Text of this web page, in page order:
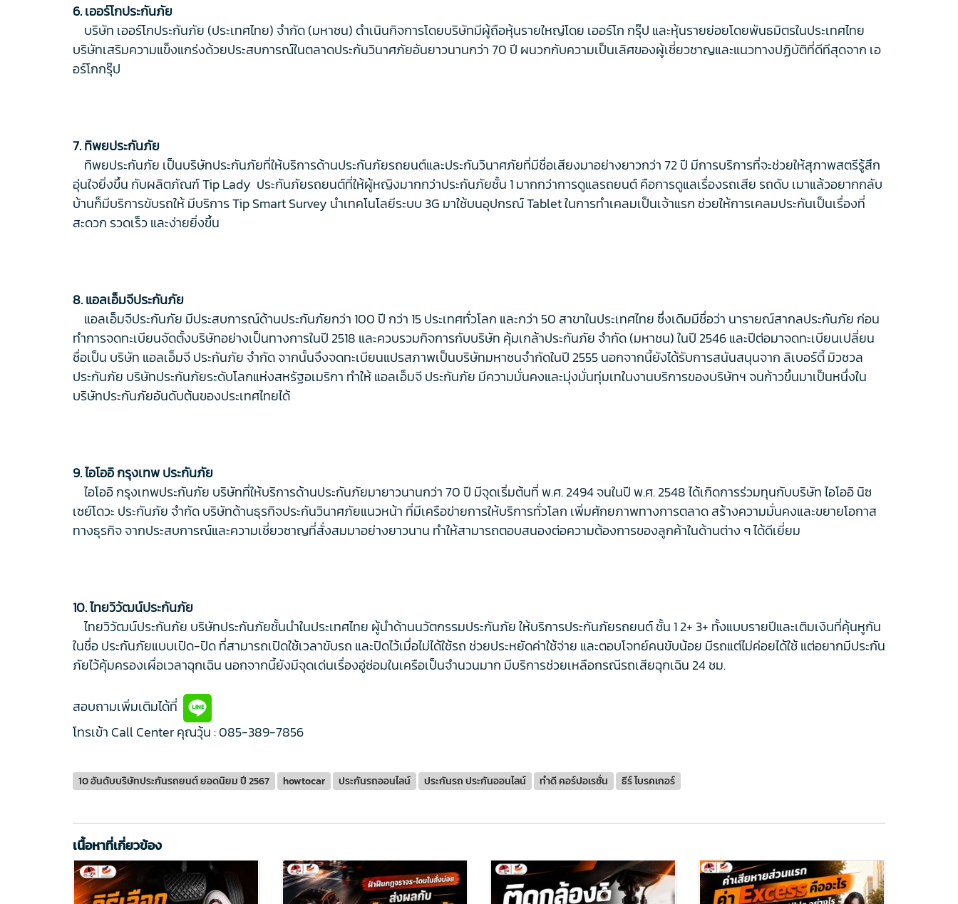
6. เออร์โกประกันภัย
บริษัท เออร์โกประกันภัย (ประเทศไทย) จำกัด (มหาชน) ดำเนินกิจการโดยบริษัทมีผู้ถือหุ้นรายใหญ่โดย เออร์โก กรุ๊ป และหุ้นรายย่อยโดยพันธมิตรในประเทศไทย
บริษัทเสริมความแข็งแกร่งด้วยประสบการณ์ในตลาดประกันวินาศภัยอันยาวนานกว่า 70 ปี ผนวกกับความเป็นเลิศของผู้เชี่ยวชาญและแนวทางปฏิบัติที่ดีทีสุดจาก เอ
อร์โกกรุ๊ป
7. ทิพยประกันภัย
ทิพยประกันภัย เป็นบริษัทประกันภัยที่ให้บริการด้านประกันภัยรถยนต์และประกันวินาศภัยที่มีชื่อเสียงมาอย่างยาวกว่า 72 ปี มีการบริการที่จะช่วยให้สุภาพสตรีรู้สึก
อุ่นใจยิ่งขึ้น กับผลิตภัณฑ์ Tip Lady ประกันภัยรถยนต์ที่ให้ผู้หญิงมากกว่าประกันภัยชั้น 1 มากกว่าการดูแลรถยนต์ คือการดูแลเรื่องรถเสีย รถดับ เมาแล้วอยากกลับ
บ้านก็มีบริการขับรถให้ มีบริการ Tip Smart Survey นำเทคโนโลยีระบบ 3G มาใช้บนอุปกรณ์ Tablet ในการทำเคลมเป็นเจ้าแรก ช่วยให้การเคลมประกันเป็นเรื่องที่
สะดวก รวดเร็ว และง่ายยิ่งขึ้น
8. แอลเอ็มจีประกันภัย
แอลเอ็มจีประกันภัย มีประสบการณ์ด้านประกันภัยกว่า 100 ปี กว่า 15 ประเทศทั่วโลก และกว่า 50 สาขาในประเทศไทย ซึ่งเดิมมีชื่อว่า นารายณ์สากลประกันภัย ก่อน
ทำการจดทะเบียนจัดตั้งบริษัทอย่างเป็นทางการในปี 2518 และควบรวมกิจการกับบริษัท คุ้มเกล้าประกันภัย จำกัด (มหาชน) ในปี 2546 และปีต่อมาจดทะเบียนเปลี่ยน
ชื่อเป็น บริษัท แอลเอ็มจี ประกันภัย จำกัด จากนั้นจึงจดทะเบียนแปรสภาพเป็นบริษัทมหาชนจำกัดในปี 2555 นอกจากนี้ยังได้รับการสนันสนุนจาก ลิเบอร์ตี้ มิวชวล
ประกันภัย บริษัทประกันภัยระดับโลกแห่งสหรัฐอเมริกา ทำให้ แอลเอ็มจี ประกันภัย มีความมั่นคงและมุ่งมั่นทุ่มเทในงานบริการของบริษัทฯ จนก้าวขึ้นมาเป็นหนึ่งใน
บริษัทประกันภัยอันดับต้นของประเทศไทยได้
9. ไอโออิ กรุงเทพ ประกันภัย
ไอโออิ กรุงเทพประกันภัย บริษัทที่ให้บริการด้านประกันภัยมายาวนานกว่า 70 ปี มีจุดเริ่มต้นที่ พ.ศ. 2494 จนในปี พ.ศ. 2548 ได้เกิดการร่วมทุนกับบริษัท ไอโออิ นิซ
เซย์โดวะ ประกันภัย จำกัด บริษัทด้านธุรกิจประกันวินาศภัยแนวหน้า ที่มีเครือข่ายการให้บริการทั่วโลก เพิ่มศักยภาพทางการตลาด สร้างความมั่นคงและขยายโอกาส
ทางธุรกิจ จากประสบการณ์และความเชี่ยวชาญที่สั่งสมมาอย่างยาวนาน ทำให้สามารถตอบสนองต่อความต้องการของลูกค้าในด้านต่าง ๆ ได้ดีเยี่ยม
10. ไทยวิวัฒน์ประกันภัย
ไทยวิวัฒน์ประกันภัย บริษัทประกันภัยชั้นนำในประเทศไทย ผู้นำด้านนวัตกรรมประกันภัย ให้บริการประกันภัยรถยนต์ ชั้น 1 2+ 3+ ทั้งแบบรายปีและเติมเงินที่คุ้นหูกัน
ในชื่อ ประกันภัยแบบเปิด-ปิด ที่สามารถเปิดใช้เวลาขับรถ และปิดไว้เมื่อไม่ได้ใช้รถ ช่วยประหยัดค่าใช้จ่าย และตอบโจทย์คนขับน้อย มีรถแต่ไม่ค่อยได้ใช้ แต่อยากมีประกัน
ภัยไว้คุ้มครองเผื่อเวลาฉุกเฉิน นอกจากนี้ยังมีจุดเด่นเรื่องอู่ซ่อมในเครือเป็นจำนวนมาก มีบริการช่วยเหลือกรณีรถเสียฉุกเฉิน 24 ชม.
สอบถามเพิ่มเติมได้ที่
โทรเข้า Call Center คุณวุ้น :085-389-7856
10 อันดับบริษัทประกันรถยนต์ ยอดนิยม ปี 2567 howtocar ประกันรถออนไลน์ ประกันรถ ประกันออนไลน์ ทำดี คอร์ปอเรชั่น ธีร์ โบรคเกอร์
เนื้อหาที่เกี่ยวข้อง